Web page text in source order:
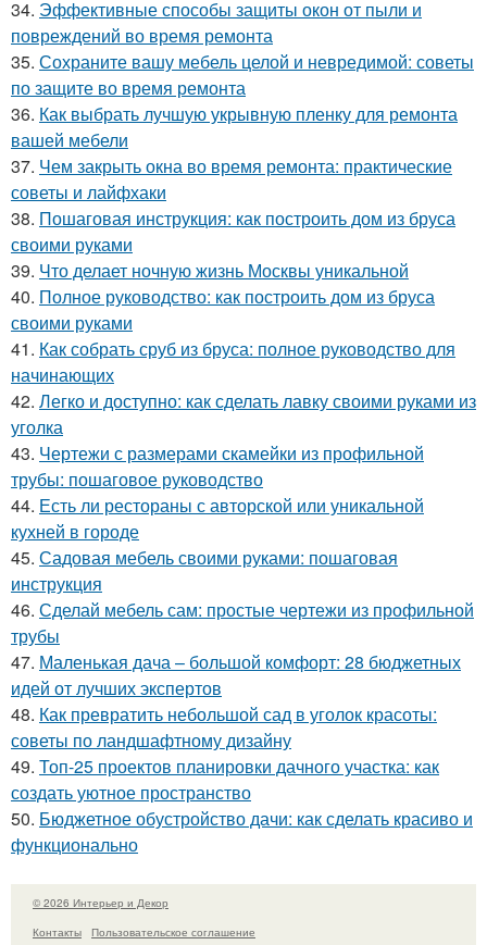
34. Эффективные способы защиты окон от пыли и
повреждений во время ремонта
35. Сохраните вашу мебель целой и невредимой: советы
по защите во время ремонта
36. Как выбрать лучшую укрывную пленку для ремонта
вашей мебели
37. Чем закрыть окна во время ремонта: практические
советы и лайфхаки
38. Пошаговая инструкция: как построить дом из бруса
своими руками
39. Что делает ночную жизнь Москвы уникальной
40. Полное руководство: как построить дом из бруса
своими руками
41. Как собрать сруб из бруса: полное руководство для
начинающих
42. Легко и доступно: как сделать лавку своими руками из
уголка
43. Чертежи с размерами скамейки из профильной
трубы: пошаговое руководство
44. Есть ли рестораны с авторской или уникальной
кухней в городе
45. Садовая мебель своими руками: пошаговая
инструкция
46. Сделай мебель сам: простые чертежи из профильной
трубы
47. Маленькая дача – большой комфорт: 28 бюджетных
идей от лучших экспертов
48. Как превратить небольшой сад в уголок красоты:
советы по ландшафтному дизайну
49. Топ-25 проектов планировки дачного участка: как
создать уютное пространство
50. Бюджетное обустройство дачи: как сделать красиво и
функционально
© 2026 Интерьер и Декор
Контакты
Пользовательское соглашение